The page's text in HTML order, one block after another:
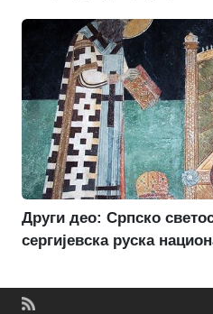
Други део: Српско
сергијевска руска